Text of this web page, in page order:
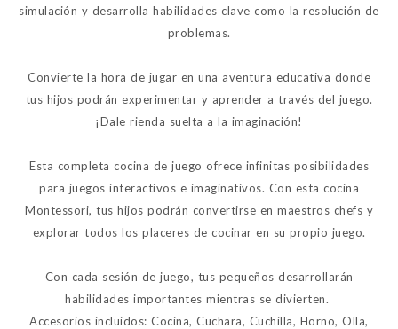
simulación y desarrolla habilidades clave como la resolución de
problemas.
Convierte la hora de jugar en una aventura educativa donde
tus hijos podrán experimentar y aprender a través del juego.
¡Dale rienda suelta a la imaginación!
Esta completa cocina de juego ofrece infinitas posibilidades
para juegos interactivos e imaginativos. Con esta cocina
Montessori, tus hijos podrán convertirse en maestros chefs y
explorar todos los placeres de cocinar en su propio juego.
Con cada sesión de juego, tus pequeños desarrollarán
habilidades importantes mientras se divierten.
Accesorios incluidos: Cocina, Cuchara, Cuchilla, Horno, Olla,